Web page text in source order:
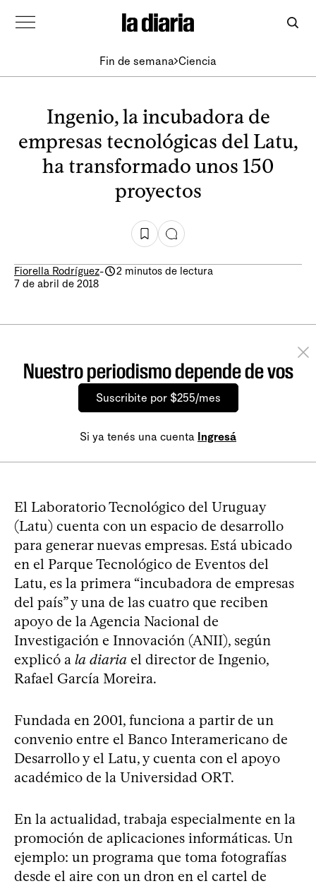
Fin de semana Ciencia
Ingenio, la incubadora de
empresas tecnológicas del Latu,
ha transformado unos 150
proyectos
Fiorella Rodríguez-
2 minutos de lectura
7 de abril de 2018
Nuestro periodismo depende de vos
Suscribite por $255/mes
Si ya tenés una cuenta Ingresá
El Laboratorio Tecnológico del Uruguay
(Latu) cuenta con un espacio de desarrollo
para generar nuevas empresas. Está ubicado
en el Parque Tecnológico de Eventos del
Latu, es la primera “incubadora de empresas
del país” y una de las cuatro que reciben
apoyo de la Agencia Nacional de
Investigación e Innovación (ANII), según
explicó a la diaria el director de Ingenio,
Rafael García Moreira.
Fundada en 2001, funciona a partir de un
convenio entre el Banco Interamericano de
Desarrollo y el Latu, y cuenta con el apoyo
académico de la Universidad ORT.
En la actualidad, trabaja especialmente en la
promoción de aplicaciones informáticas. Un
ejemplo: un programa que toma fotografías
desde el aire con un dron en el cartel de